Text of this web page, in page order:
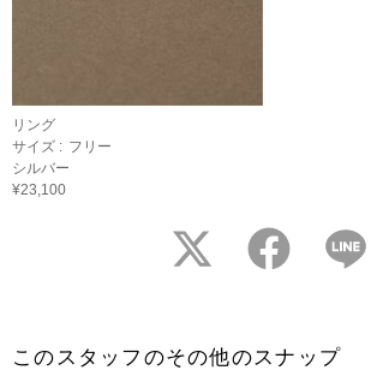
リング
サイズ : フリー
シルバー
¥23,100
twitter facebook
このスタッフのその他のスナップ